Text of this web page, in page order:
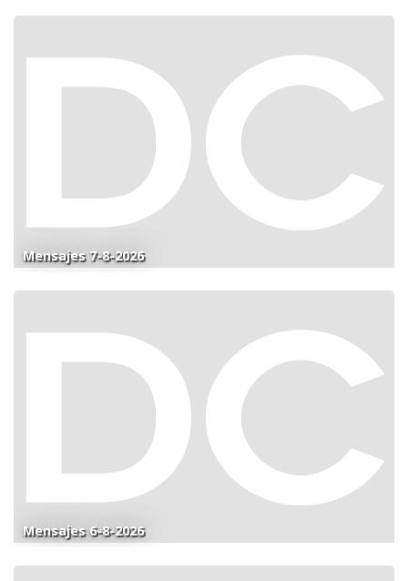
Mensajes 7-8-2026
Mensajes 6-8-2026